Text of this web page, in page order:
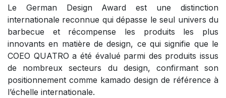
Le German Design Award est une distinction
internationale reconnue qui dépasse le seul univers du
barbecue et récompense les produits les plus
innovants en matière de design, ce qui signifie que le
COEO QUATRO a été évalué parmi des produits issus
de nombreux secteurs du design, confirmant son
positionnement comme kamado design de référence à
l’échelle internationale.